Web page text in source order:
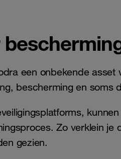
een onbekende
bescherming en soms
Zo verklein je
gezien.